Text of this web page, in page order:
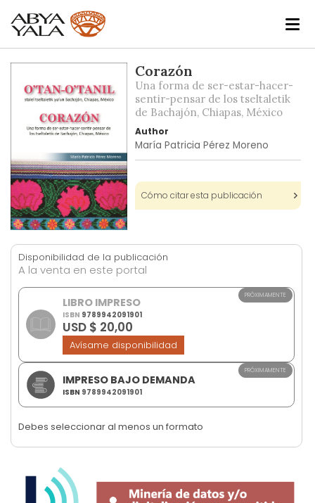
the
images
gallery
to
the
of
the
images
gallery
Corazón
Una forma de ser-estar-hacer-
sentir-pensar de los tseltaletik
de Bachajón, Chiapas, México
Author
María Patricia Pérez Moreno
Cómo citar esta publicación
Disponibilidad de la publicación
A la venta en este portal
IMPRESO BAJO DEMANDA
ISBN 9789942091901
PRÓXIMAMENTE
LIBRO IMPRESO
ISBN 9789942091901
PRÓXIMAMENTE
USD $ 20,00
Avísame disponibilidad
Debes seleccionar al menos un formato